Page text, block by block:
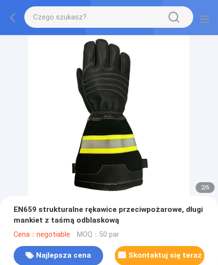
2/6
EN659 strukturalne rękawice przeciwpożarowe, długi
mankiet z taśmą odblaskową
Cena：negotiable MOQ：50 par
Najlepsza cena Skontaktuj się teraz